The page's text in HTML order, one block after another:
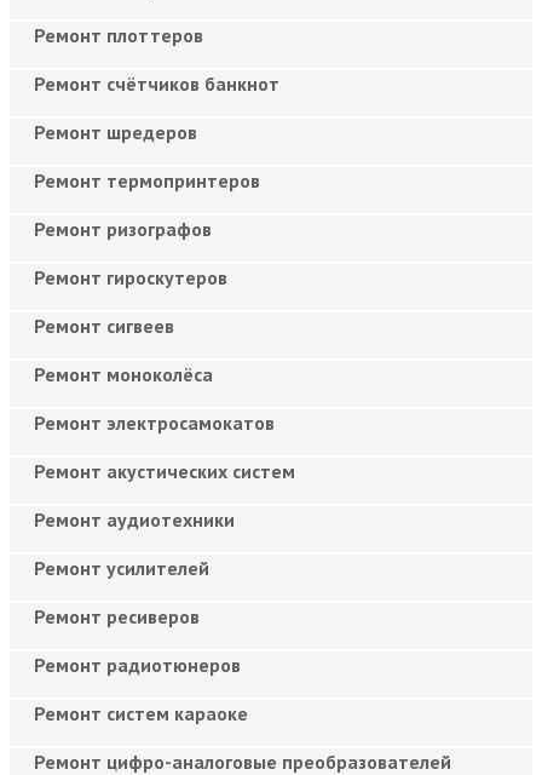
Ремонт плоттеров
Ремонт счётчиков банкнот
Ремонт шредеров
Ремонт термопринтеров
Ремонт ризографов
Ремонт гироскутеров
Ремонт сигвеев
Ремонт моноколёса
Ремонт электросамокатов
Ремонт акустических систем
Ремонт аудиотехники
Ремонт усилителей
Ремонт ресиверов
Ремонт радиотюнеров
Ремонт систем караоке
Ремонт цифро-аналоговые преобразователей